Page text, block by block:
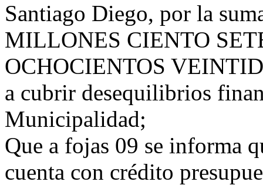
Santiago Diego, por la
MILLONES CIENTO
OCHOCIENTOS
a cubrir desequilibrios
Municipalidad;
Que a fojas 09 se informa
cuenta con crédito